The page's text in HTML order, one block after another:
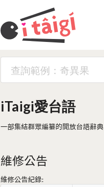
iTaigi愛台語
一部集結群眾編纂的開放台語辭典
維修公告
維修公告紀錄: